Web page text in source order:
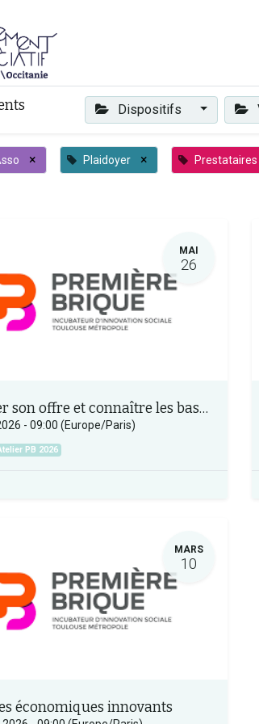
Dispositifs
× Plaidoyer × Prestataires
MAI
26
Chiffrer son offre et connaître les bases de la gestion financière
- 09:00 (Europe/Paris)
PB 2026
MARS
10
économiques innovants